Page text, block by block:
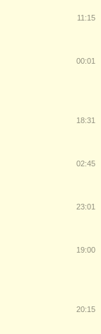
11:15
00:01
18:31
02:45
23:01
19:00
20:15